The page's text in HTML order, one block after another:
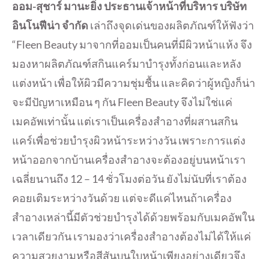
ออม-สุชาร์ มานะยิ่ง ประธานเจ้าหน้าที่บริหาร บริษัท
อินโนฟีน่า จำกัด เล่าถึงจุดเด่นของผลิตภัณฑ์ให้ฟังว่า
“Fleen Beauty มาจากที่ออมเป็นคนที่มีผิวหน้าแห้ง จึง
มองหาผลิตภัณฑ์สกินแคร์มาบำรุงทั้งก่อนและหลัง
แต่งหน้า เพื่อให้ผิวมีความชุ่มชื้น และคิดว่าผู้หญิงก็น่า
จะมีปัญหาเหมือน ๆ กัน Fleen Beauty จึงไม่ใช่แค่
เมคอัพเท่านั้น แต่เราเป็นเครื่องสำอางที่ผสานสกิน
แคร์เพื่อช่วยบำรุงผิวหน้าระหว่างวัน เพราะการแต่ง
หน้าออกจากบ้านเครื่องสำอางจะต้องอยู่บนหน้าเรา
เฉลี่ยนานถึง 12 – 14 ชั่วโมงต่อวัน ยังไม่นับที่เราต้อง
คอยเติมระหว่างวันด้วย แต่จะดีแค่ไหนถ้าเครื่อง
สำอางเหล่านี้มีตัวช่วยบำรุงได้ด้วยพร้อมกับเมคอัพใน
เวลาเดียวกัน เรามองว่าเครื่องสำอางต้องไม่ได้ให้แค่
ความสวยงามหรือสีสันบนใบหน้าเพียงอย่างเดียวจึง